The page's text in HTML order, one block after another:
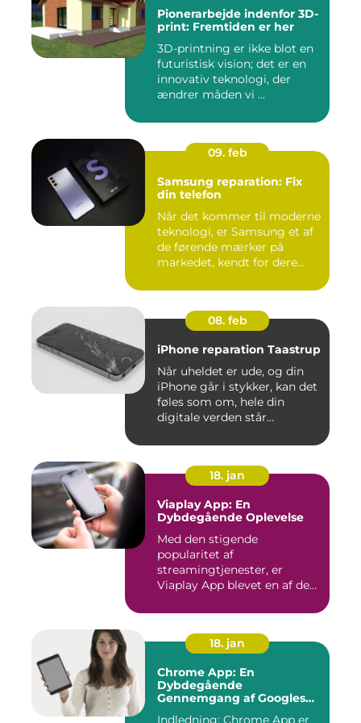
Pionerarbejde indenfor 3D-
print: Fremtiden er her
3D-printning er ikke blot en
futuristisk vision; det er en
innovativ teknologi, der
ændrer måden vi ...
09. feb
Samsung reparation: Fix
din telefon
Når det kommer til moderne
teknologi, er Samsung et af
de førende mærker på
markedet, kendt for dere...
08. feb
iPhone reparation Taastrup
Når uheldet er ude, og din
iPhone går i stykker, kan det
føles som om, hele din
digitale verden står...
18. jan
Viaplay App: En
Dybdegående Oplevelse
Med den stigende
popularitet af
streamingtjenester, er
Viaplay App blevet en af de
18. jan
Chrome App: En
Dybdegående
Gennemgang af Googles
Indledning: Chrome App er